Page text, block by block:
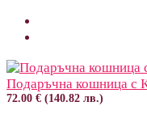
Подаръчна кошница с
72.00 € (140.82 лв.)